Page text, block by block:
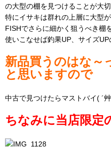
の大型の棚を見つけることが大切
特にイサキは群れの上層に大型
FISHでさらに細かく狙うべき棚
使いこなせば釣果UP、サイズUP
新品買うのはな～
と思いますので
中古で見つけたらマストバイ( ´艸
ちなみに当店限定